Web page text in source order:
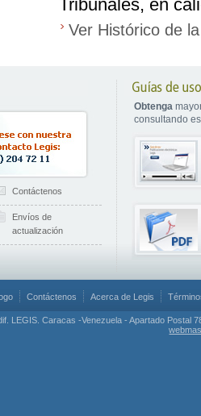
Tribunales, en
Ver Histórico de
Contáctenos
Envíos de
actualización
Obtenga
consultando
Contáctenos Acerca de Legis
LEGIS. Caracas -Venezuela - Apartado